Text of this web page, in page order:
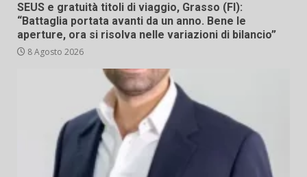
SEUS e gratuità titoli di viaggio, Grasso (FI):
“Battaglia portata avanti da un anno. Bene le
aperture, ora si risolva nelle variazioni di bilancio”
8 Agosto 2026